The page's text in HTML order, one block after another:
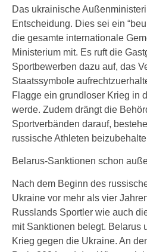
Das ukrainische
Entscheidung. Dies sei ein
die gesamte internationale
Ministerium mit. Es ruft die
Sportbewerben dazu auf, das
Staatssymbole
Flagge ein grundloser Krieg in
werde. Zudem drängt die
Sportverbänden darauf,
russische Athleten
Belarus-Sanktionen schon
Nach dem Beginn des
Ukraine vor mehr als vier
Russlands Sportler wie auch
mit Sanktionen belegt. Belarus
Krieg gegen die Ukraine. An